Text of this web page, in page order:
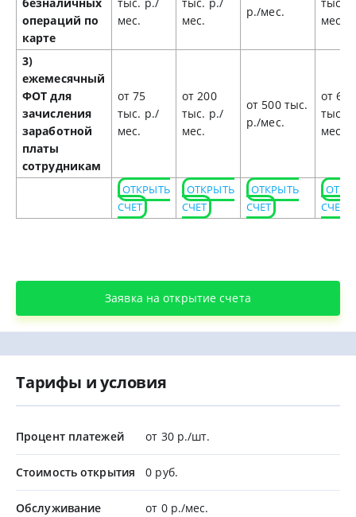
безналичных
операций по
карте
тыс. р./
мес.
тыс. р./
мес.
р./мес.
тыс.
мес.
3)
ежемесячный
ФОТ для
зачисления
заработной
платы
сотрудникам
от 75
тыс. р./
мес.
от 200
тыс. р./
мес.
от 500 тыс.
р./мес.
от 650
тыс.
мес.
ОТКРЫТЬ
СЧЕТ
ОТКРЫТЬ
СЧЕТ
ОТКРЫТЬ
СЧЕТ
СЧЕТ
Заявка на открытие счета
Тарифы и условия
Процент платежей от 30 р./шт.
Стоимость открытия 0 руб.
Обслуживание от 0 р./мес.